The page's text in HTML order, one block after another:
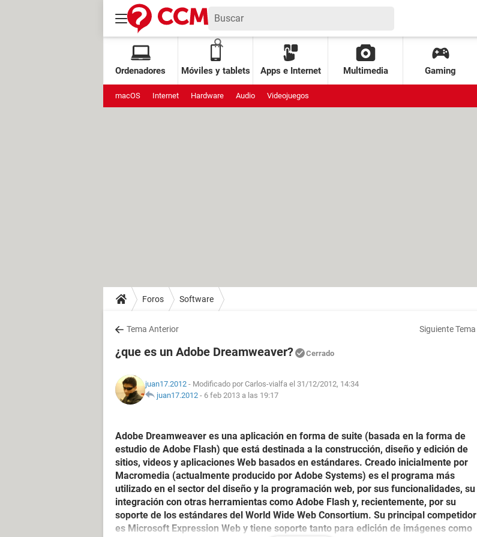
Ordenadores Móviles y tablets Apps e Internet Multimedia Gaming
macOS Internet Hardware Audio Videojuegos
Foros Software
Tema Anterior Siguiente Tema
¿que es un Adobe Dreamweaver? Cerrado
juan17.2012 - Modificado por Carlos-vialfa el 31/12/2012, 14:34
juan17.2012 - 6 feb 2013 a las 19:17
Adobe Dreamweaver es una aplicación en forma de suite (basada en la forma de
estudio de Adobe Flash) que está destinada a la construcción, diseño y edición de
sitios, videos y aplicaciones Web basados en estándares. Creado inicialmente por
Macromedia (actualmente producido por Adobe Systems) es el programa más
utilizado en el sector del diseño y la programación web, por sus funcionalidades, su
integración con otras herramientas como Adobe Flash y, recientemente, por su
soporte de los estándares del World Wide Web Consortium. Su principal competidor
es Microsoft Expression Web y tiene soporte tanto para edición de imágenes como